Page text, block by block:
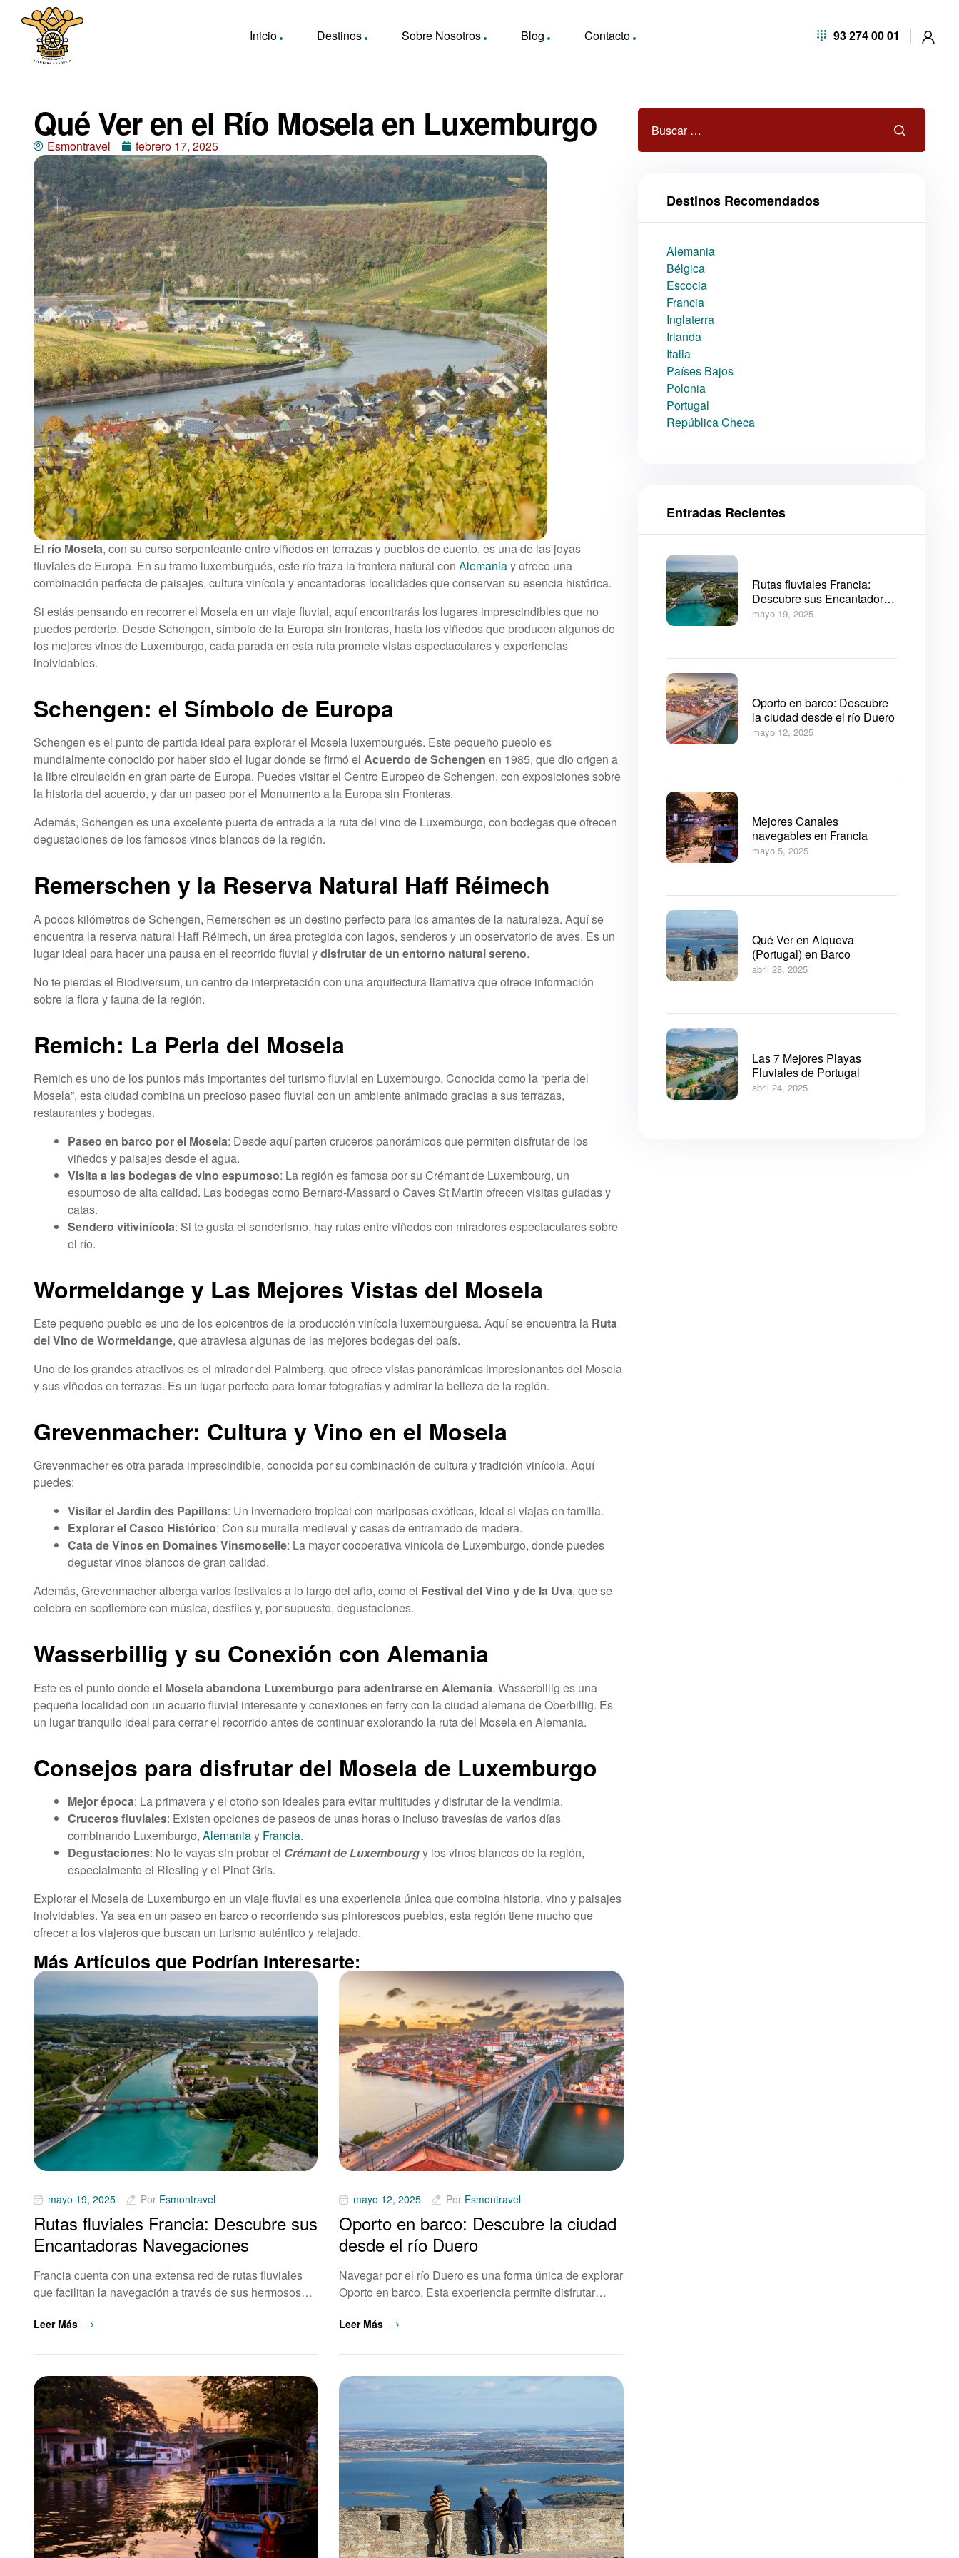
Inicio Destinos Sobre Nosotros Blog Contacto 93 274 00 01
Qué Ver en el Río Mosela en Luxemburgo
Esmontravel febrero 17, 2025
El río Mosela, con su curso serpenteante entre viñedos en terrazas y pueblos de cuento, es una de las joyas
fluviales de Europa. En su tramo luxemburgués, este río traza la frontera natural con Alemaniay ofrece una
combinación perfecta de paisajes, cultura vinícola y encantadoras localidades que conservan su esencia histórica.
Si estás pensando en recorrer el Mosela en un viaje fluvial, aquí encontrarás los lugares imprescindibles que no
puedes perderte. Desde Schengen, símbolo de la Europa sin fronteras, hasta los viñedos que producen algunos de
los mejores vinos de Luxemburgo, cada parada en esta ruta promete vistas espectaculares y experiencias
inolvidables.
Schengen: el Símbolo de Europa
Schengen es el punto de partida ideal para explorar el Mosela luxemburgués. Este pequeño pueblo es
mundialmente conocido por haber sido el lugar donde se firmó el Acuerdo de Schengen en 1985, que dio origen a
la libre circulación en gran parte de Europa. Puedes visitar el Centro Europeo de Schengen, con exposiciones sobre
la historia del acuerdo, y dar un paseo por el Monumento a la Europa sin Fronteras.
Además, Schengen es una excelente puerta de entrada a la ruta del vino de Luxemburgo, con bodegas que ofrecen
degustaciones de los famosos vinos blancos de la región.
Remerschen y la Reserva Natural Haff Réimech
A pocos kilómetros de Schengen, Remerschen es un destino perfecto para los amantes de la naturaleza. Aquí se
encuentra la reserva natural Haff Réimech, un área protegida con lagos, senderos y un observatorio de aves. Es un
lugar ideal para hacer una pausa en el recorrido fluvial ydisfrutar de un entorno natural sereno.
No te pierdas el Biodiversum, un centro de interpretación con una arquitectura llamativa que ofrece información
sobre la flora y fauna de la región.
Remich: La Perla del Mosela
Remich es uno de los puntos más importantes del turismo fluvial en Luxemburgo. Conocida como la “perla del
Mosela”, esta ciudad combina un precioso paseo fluvial con un ambiente animado gracias a sus terrazas,
restaurantes y bodegas.
Paseo en barco por el Mosela: Desde aquí parten cruceros panorámicos que permiten disfrutar de los
viñedos y paisajes desde el agua.
Visita a las bodegas de vino espumoso: La región es famosa por su Crémant de Luxembourg, un
espumoso de alta calidad. Las bodegas como Bernard-Massard o Caves St Martin ofrecen visitas guiadas y
catas.
Sendero vitivinícola: Si te gusta el senderismo, hay rutas entre viñedos con miradores espectaculares sobre
el río.
Wormeldange y Las Mejores Vistas del Mosela
Este pequeño pueblo es uno de los epicentros de la producción vinícola luxemburguesa. Aquí se encuentra la Ruta
del Vino de Wormeldange, que atraviesa algunas de las mejores bodegas del país.
Uno de los grandes atractivos es el mirador del Palmberg, que ofrece vistas panorámicas impresionantes del Mosela
y sus viñedos en terrazas. Es un lugar perfecto para tomar fotografías y admirar la belleza de la región.
Grevenmacher: Cultura y Vino en el Mosela
Grevenmacher es otra parada imprescindible, conocida por su combinación de cultura y tradición vinícola. Aquí
puedes:
Visitar el Jardin des Papillons: Un invernadero tropical con mariposas exóticas, ideal si viajas en familia.
Explorar el Casco Histórico: Con su muralla medieval y casas de entramado de madera.
Cata de Vinos en Domaines Vinsmoselle: La mayor cooperativa vinícola de Luxemburgo, donde puedes
degustar vinos blancos de gran calidad.
Además, Grevenmacher alberga varios festivales a lo largo del año, como el Festival del Vino y de la Uva, que se
celebra en septiembre con música, desfiles y, por supuesto, degustaciones.
Wasserbillig y su Conexión con Alemania
Este es el punto dondeel Mosela abandona Luxemburgo para adentrarse en Alemania. Wasserbillig es una
pequeña localidad con un acuario fluvial interesante y conexiones en ferry con la ciudad alemana de Oberbillig. Es
un lugar tranquilo ideal para cerrar el recorrido antes de continuar explorando la ruta del Mosela en Alemania.
Consejos para disfrutar del Mosela de Luxemburgo
Mejor época: La primavera y el otoño son ideales para evitar multitudes y disfrutar de la vendimia.
Cruceros fluviales: Existen opciones de paseos de unas horas o incluso travesías de varios días
combinando Luxemburgo, Alemaniay Francia.
Degustaciones: No te vayas sin probar el Crémant de Luxembourgy los vinos blancos de la región,
especialmente el Riesling y el Pinot Gris.
Explorar el Mosela de Luxemburgo en un viaje fluvial es una experiencia única que combina historia, vino y paisajes
inolvidables. Ya sea en un paseo en barco o recorriendo sus pintorescos pueblos, esta región tiene mucho que
ofrecer a los viajeros que buscan un turismo auténtico y relajado.
Más Artículos que Podrían Interesarte:
mayo 19, 2025 Por Esmontravel
Rutas fluviales Francia: Descubre sus
Encantadoras Navegaciones
Francia cuenta con una extensa red de rutas fluviales
que facilitan la navegación a través de sus hermosos…
Leer Más
mayo 12, 2025 Por Esmontravel
Oporto en barco: Descubre la ciudad
desde el río Duero
Navegar por el río Duero es una forma única de explorar
Oporto en barco. Esta experiencia permite disfrutar…
Leer Más
Destinos Recomendados
Alemania
Bélgica
Escocia
Francia
Inglaterra
Irlanda
Italia
Países Bajos
Polonia
Portugal
República Checa
Entradas Recientes
Rutas fluviales Francia:
Descubre sus Encantadoras
Navegaciones
mayo 19, 2025
Oporto en barco: Descubre
la ciudad desde el río Duero
mayo 12, 2025
Mejores Canales
navegables en Francia
mayo 5, 2025
Qué Ver en Alqueva
(Portugal) en Barco
abril 28, 2025
Las 7 Mejores Playas
Fluviales de Portugal
abril 24, 2025